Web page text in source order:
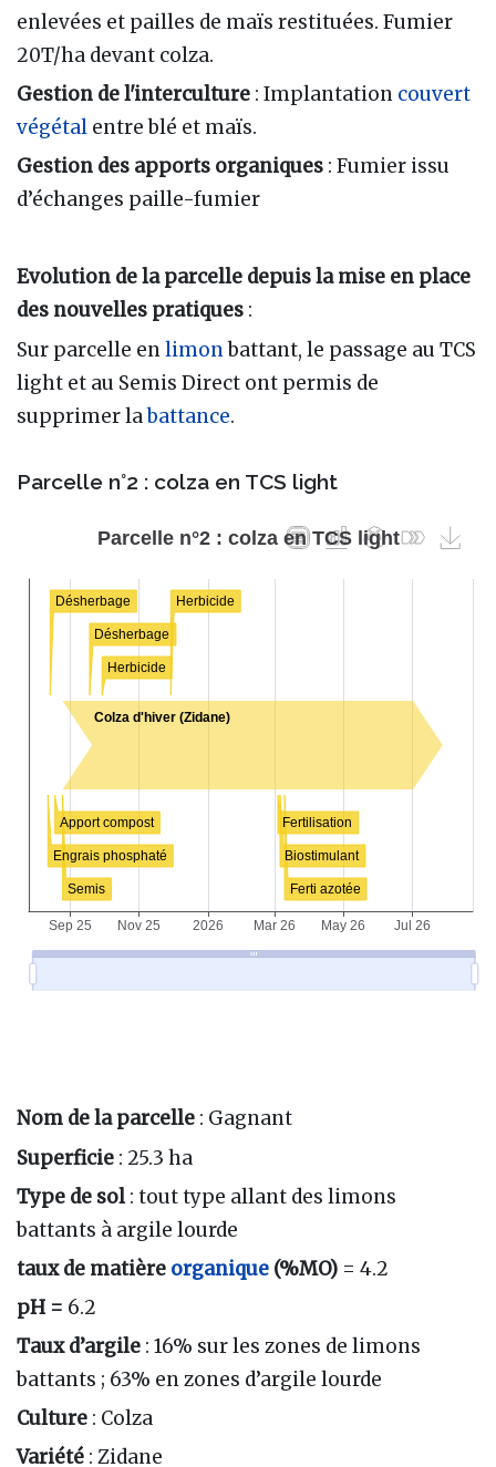
enlevées et pailles de maïs restituées. Fumier
20T/ha devant colza.
Gestion de l'interculture : Implantation couvert
végétal entre blé et maïs.
Gestion des apports organiques : Fumier issu
d’échanges paille-fumier
Evolution de la parcelle depuis la mise en place
des nouvelles pratiques :
Sur parcelle enlimonbattant, le passage au TCS
light et au Semis Direct ont permis de
supprimer labattance.
Parcelle n°2 : colza en TCS light
Nom de la parcelle : Gagnant
Superficie : 25.3 ha
Type de sol: tout type allant des limons
battants à argile lourde
taux de matière organique (%MO) = 4.2
pH = 6.2
Taux d’argile : 16% sur les zones de limons
battants ; 63% en zones d’argile lourde
Culture : Colza
Variété : Zidane